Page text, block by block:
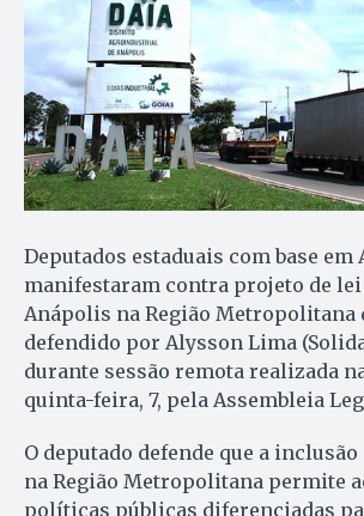
Deputados estaduais com base em
manifestaram contra projeto de lei
Anápolis na Região Metropolitana
defendido por Alysson Lima
durante sessão remota realizada
quinta-feira, 7, pela Assembleia
O deputado defende que a
na Região Metropolitana permite
políticas públicas diferenciadas